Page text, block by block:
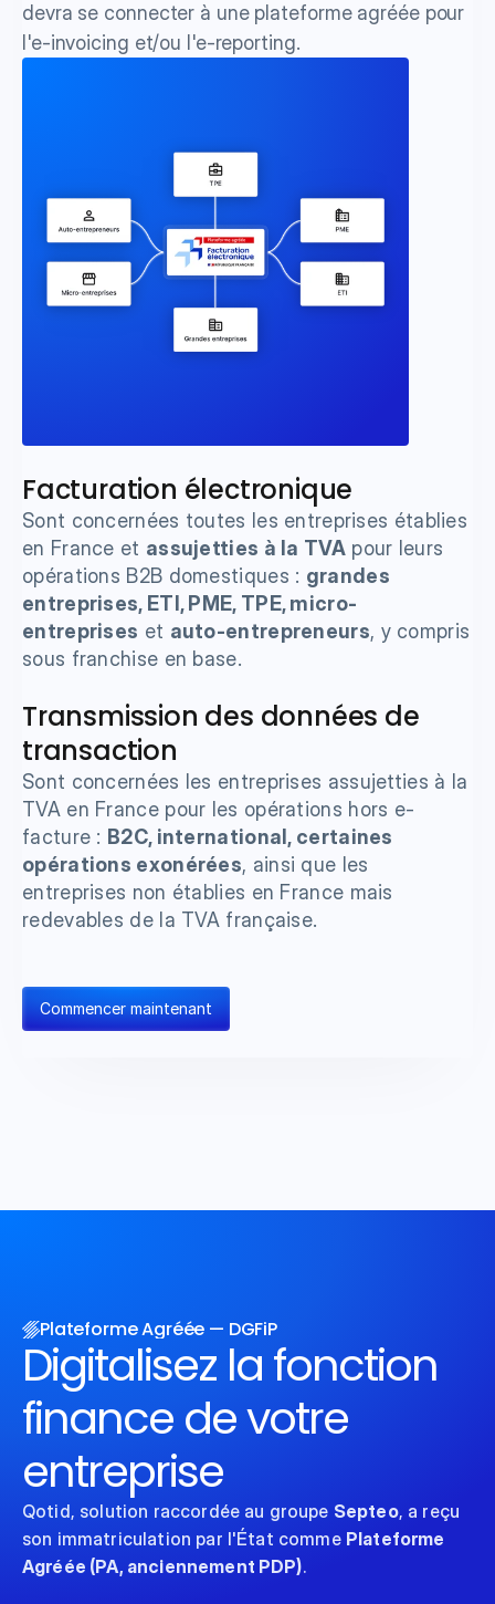
devra se connecter à une plateforme agréée pour
l'e-invoicing et/ou l'e-reporting.
Facturation électronique
Sont concernées toutes les entreprises établies
en France et assujetties à la TVA pour leurs
opérations B2B domestiques : grandes
entreprises, ETI, PME, TPE, micro-
entreprises et auto-entrepreneurs, y compris
sous franchise en base.
Transmission des données de
transaction
Sont concernées les entreprises assujetties à la
TVA en France pour les opérations hors e-
facture : B2C, international, certaines
opérations exonérées, ainsi que les
entreprises non établies en France mais
redevables de la TVA française.
Commencer maintenant
Plateforme Agréée — DGFiP
Digitalisez la fonction
finance de votre
entreprise
Qotid, solution raccordée au groupe Septeo, a reçu
son immatriculation par l'État comme Plateforme
Agréée (PA, anciennement PDP).